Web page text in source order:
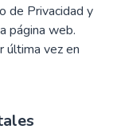
de Privacidad y
página web.
última vez en